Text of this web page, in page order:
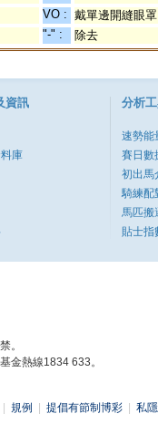
VO : 戴單邊開縫眼罩
"-" : 除去
資訊
庫
分析
速勢能
賽日數
初出馬
騎練配
馬匹搬
貼士指
。
金熱線1834 633。
規例 提倡有節制博彩 私